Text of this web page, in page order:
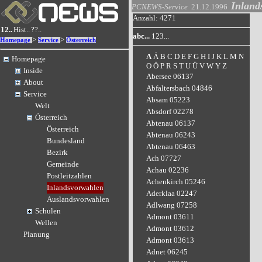
12..Hist..??..
Homepage > Service > Österreich
Homepage
Inside
About
Service
Welt
Österreich
Österreich
Bundesland
Bezirk
Gemeinde
Postleitzahlen
Inlandsvorwahlen
Auslandsvorwahlen
Schulen
Wellen
Planung
PCNEWS-Service 21.12.1996
Anzahl: 4271
abc... 123...
A Ä B C D E F G H I J K L M N
O Ö P R S T U Ü V W Y Z
Abersee 06137
Abfaltersbach 04846
Absam 05223
Absdorf 02278
Abtenau 06137
Abtenau 06243
Abtenau 06463
Ach 07727
Achau 02236
Achenkirch 05246
Aderklaa 02247
Adlwang 07258
Admont 03611
Admont 03612
Admont 03613
Adnet 06245